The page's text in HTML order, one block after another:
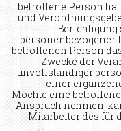
betroffene Person
und
personenbezogener
betroffenen Person
Zwecke der
unvollständiger
einer
Möchte eine
Anspruch nehmen,
Mitarbeiter des für